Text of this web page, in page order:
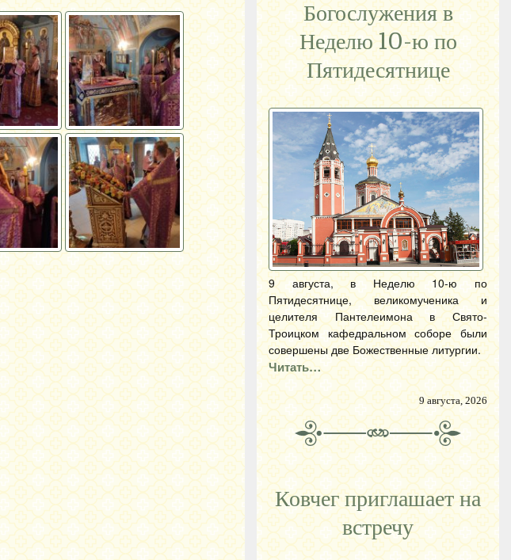
Богослужения в
Неделю 10-ю по
Пятидесятнице
9 августа, в Неделю 10-ю по
Пятидесятнице, великомученика и
целителя Пантелеимона в Свято-
Троицком кафедральном соборе были
совершены две Божественные литургии.
Читать…
9 августа, 2026
Ковчег приглашает на
встречу